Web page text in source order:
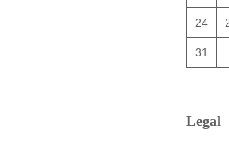
24
31
Legal